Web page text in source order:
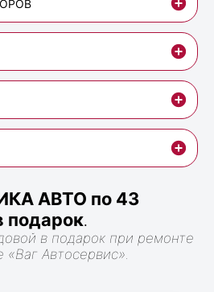
АВТО по 43
подарок.
в подарок при ремонте
Автосервис».